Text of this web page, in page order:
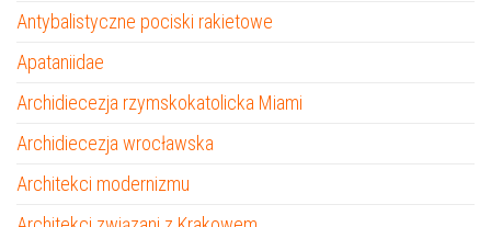
Antybalistyczne pociski rakietowe
Apataniidae
Archidiecezja rzymskokatolicka Miami
Archidiecezja wrocławska
Architekci modernizmu